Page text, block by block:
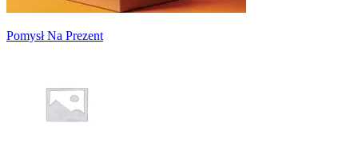
Pomysł Na Prezent